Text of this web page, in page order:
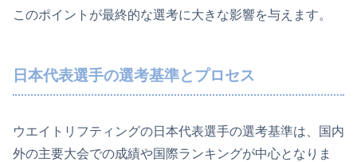
このポイントが最終的な選考に大きな影響を与えます。
日本代表選手の選考基準とプロセス
ウエイトリフティングの日本代表選手の選考基準は、国内
外の主要大会での成績や国際ランキングが中心となりま